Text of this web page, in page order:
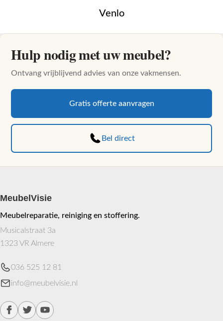
Venlo
Hulp nodig met uw meubel?
Ontvang vrijblijvend advies van onze vakmensen.
Gratis offerte aanvragen
Bel direct
MeubelVisie
Meubelreparatie, reiniging en stoffering.
Musicalstraat 3a
1323 VR Almere
036 525 12 81
info@meubelvisie.nl